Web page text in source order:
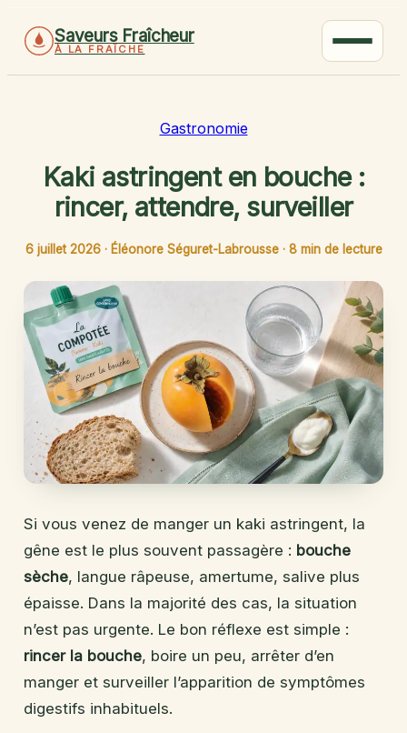
Saveurs Fraîcheur
À LA FRAÎCHE
Gastronomie
Kaki astringent en bouche :
rincer, attendre, surveiller
6 juillet 2026 · Éléonore Séguret-Labrousse · 8 min de lecture
Si vous venez de manger un kaki astringent, la
gêne est le plus souvent passagère : bouche
sèche, langue râpeuse, amertume, salive plus
épaisse. Dans la majorité des cas, la situation
n’est pas urgente. Le bon réflexe est simple :
rincer la bouche, boire un peu, arrêter d’en
manger et surveiller l’apparition de symptômes
digestifs inhabituels.